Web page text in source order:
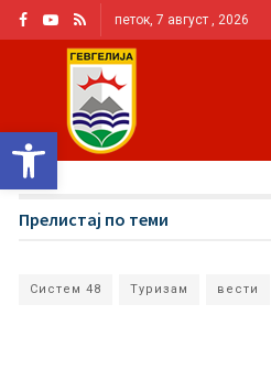
Open toolbar
петок, 7 август , 2026
Прелистај по теми
Систем 48 Туризам вести